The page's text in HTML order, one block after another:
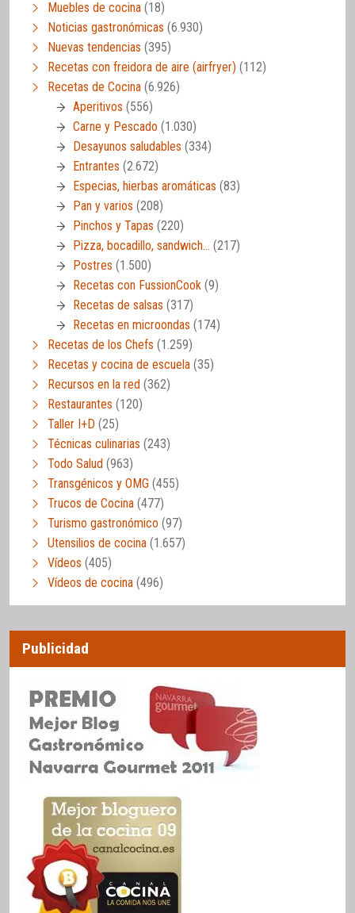
Muebles de cocina (18)
Noticias gastronómicas (6.930)
Nuevas tendencias (395)
Recetas con freidora de aire (airfryer) (112)
Recetas de Cocina (6.926)
Aperitivos (556)
Carne y Pescado (1.030)
Desayunos saludables (334)
Entrantes (2.672)
Especias, hierbas aromáticas (83)
Pan y varios (208)
Pinchos y Tapas (220)
Pizza, bocadillo, sandwich… (217)
Postres (1.500)
Recetas con FussionCook (9)
Recetas de salsas (317)
Recetas en microondas (174)
Recetas de los Chefs (1.259)
Recetas y cocina de escuela (35)
Recursos en la red (362)
Restaurantes (120)
Taller I+D (25)
Técnicas culinarias (243)
Todo Salud (963)
Transgénicos y OMG (455)
Trucos de Cocina (477)
Turismo gastronómico (97)
Utensilios de cocina (1.657)
Vídeos (405)
Vídeos de cocina (496)
Publicidad